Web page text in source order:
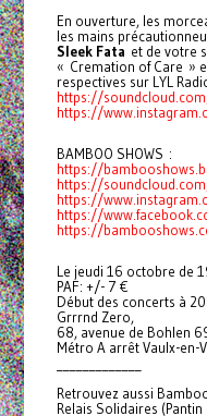
En ouverture, les
les mains
Sleek Fata et de votre
« Cremation of Care »
respectives sur LYL
https://
https://
BAMBOO SHOWS :
https://
https://
https://
https://
https://
Le jeudi 16 octobre de
PAF: +/- 7 €
Début des concerts à
Grrrnd Zero,
68, avenue de Bohlen
Métro A arrêt Vaulx-en-
Retrouvez aussi
Relais Solidaires (Pantin